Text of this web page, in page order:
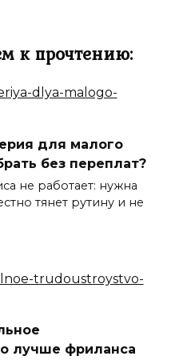
к прочтению:
для малого
без переплат?
не работает: нужна
тянет рутину и не
лучше фриланса